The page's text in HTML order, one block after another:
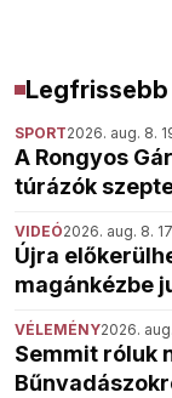
Legfrissebb
SPORT2026. aug. 8.
A Rongyos
túrázók
VIDEÓ2026. aug. 8.
Újra
magánkézbe
VÉLEMÉNY2026.
Semmit róluk